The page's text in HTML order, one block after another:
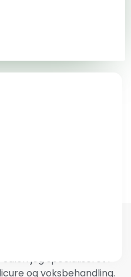
Salon jeg specialiseret i
og voksbehandling.